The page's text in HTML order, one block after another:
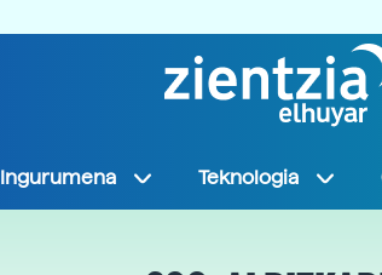
Ingurumena Teknologia